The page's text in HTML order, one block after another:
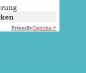
FriendlyCaptcha ⇗